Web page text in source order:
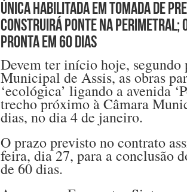
Única habilitada em tomada de
construirá ponte na Perimetral;
pronta em 60 dias
Devem ter início hoje, segundo
Municipal de Assis, as obras
‘ecológica’ ligando a avenida
trecho próximo à Câmara
dias, no dia 4 de janeiro.
O prazo previsto no contrato
feira, dia 27, para a conclusão
de 60 dias.